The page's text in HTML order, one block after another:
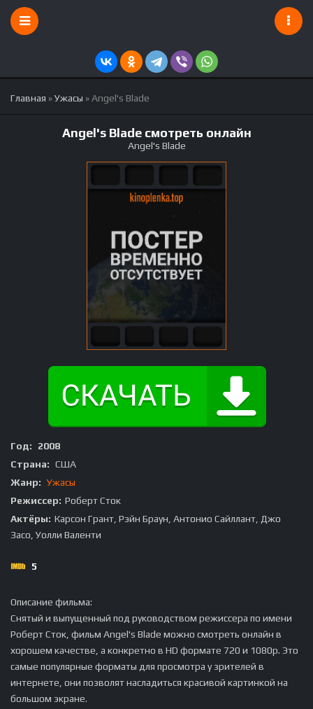
Главная »Ужасы » Angel's Blade
Angel's Blade смотреть онлайн
Angel's Blade
Год:
2008
Страна: США
Жанр: Ужасы
Режиссер: Роберт Сток
Актёры: Карсон Грант, Рэйн Браун, Антонио Сайллант, Джо
Засо, Уолли Валенти
5
Описание фильма:
Снятый и выпущенный под руководством режиссера по имени
Роберт Сток, фильм Angel's Blade можно смотреть онлайн в
хорошем качестве, а конкретно в HD формате 720 и 1080p. Это
самые популярные форматы для просмотра у зрителей в
интернете, они позволят насладиться красивой картинкой на
большом экране.